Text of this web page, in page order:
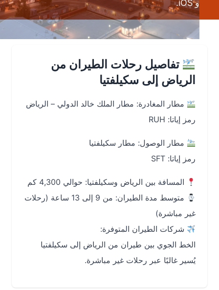
تفاصيل رحلات الطيران من
الرياض إلى سكيلفتيا
مطار المغادرة: مطار الملك خالد الدولي – الرياض
رمز إياتا: RUH
مطار الوصول: مطار سكيلفتيا
رمز إياتا: SFT
المسافة بين الرياض وسكيلفتيا: حوالي 4,300 كم
متوسط مدة الطيران: من 9 إلى 13 ساعة (رحلات
غير مباشرة)
شركات الطيران المتوفرة:
الخط الجوي بين طيران من الرياض إلى سكيلفتيا
يُسير غالبًا عبر رحلات غير مباشرة.